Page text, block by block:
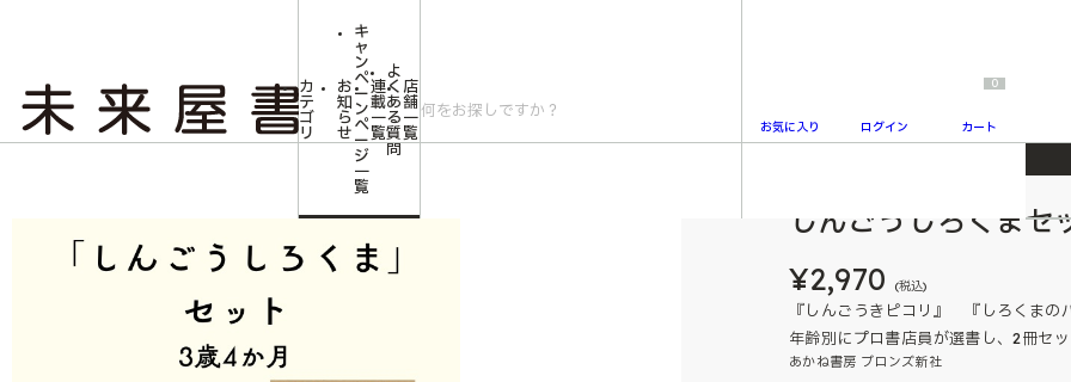
カ
テ
ゴ
リ
お
知
ら
せ
キ
ャ
ン
ペ
ー
ン
ペ
ー
ジ
一
覧
連
載
一
覧
よ
く
あ
る
質
問
店
舗
一
覧
お気に入り ログイン
0
カート
しんごうしろくまセット 3歳4か月
しんごうしろくまセ
¥2,970 (税込)
『しんごうきピコリ』 『しろくまの
年齢別にプロ書店員が選書し、2冊セ
あかね書房 ブロンズ新社